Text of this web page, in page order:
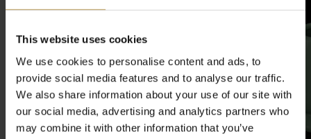
This website uses cookies
We use cookies to personalise content and ads, to
provide social media features and to analyse our traffic.
We also share information about your use of our site with
our social media, advertising and analytics partners who
may combine it with other information that you’ve